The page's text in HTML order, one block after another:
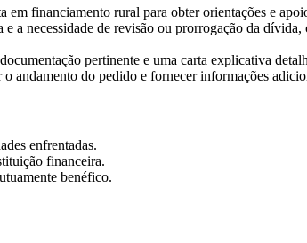
financiamento rural para obter orientações e
a necessidade de revisão ou prorrogação da
pertinente e uma carta explicativa
andamento do pedido e fornecer informações
enfrentadas.
financeira.
benéfico.